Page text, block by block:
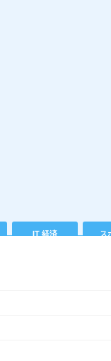
IT 経済 ス